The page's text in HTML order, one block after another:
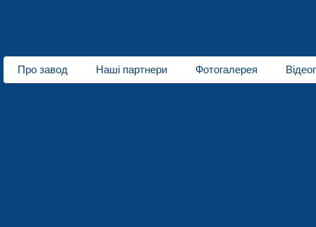
Про завод Наші партнери Фотогалерея